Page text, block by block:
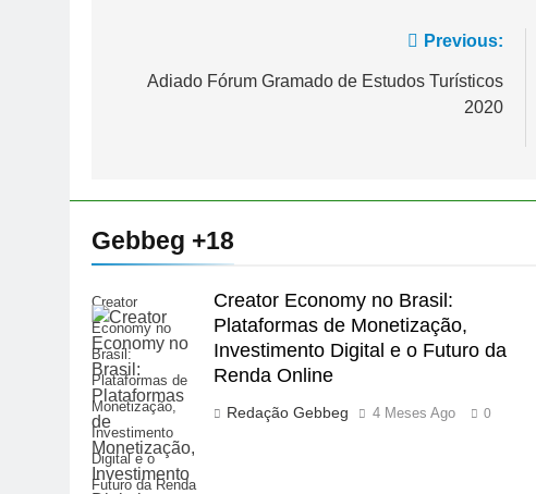
Previous:
Adiado Fórum Gramado de Estudos Turísticos
2020
Gebbeg +18
Creator
Economy no
Brasil:
Plataformas de
Monetização,
Investimento
Digital e o
Futuro da Renda
Creator Economy no Brasil:
Plataformas de Monetização,
Investimento Digital e o Futuro da
Renda Online
Redação Gebbeg 4 Meses Ago 0